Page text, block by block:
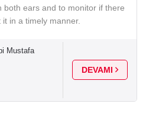
both ears and to monitor if there
in a timely manner.
Mustafa
DEVAMI